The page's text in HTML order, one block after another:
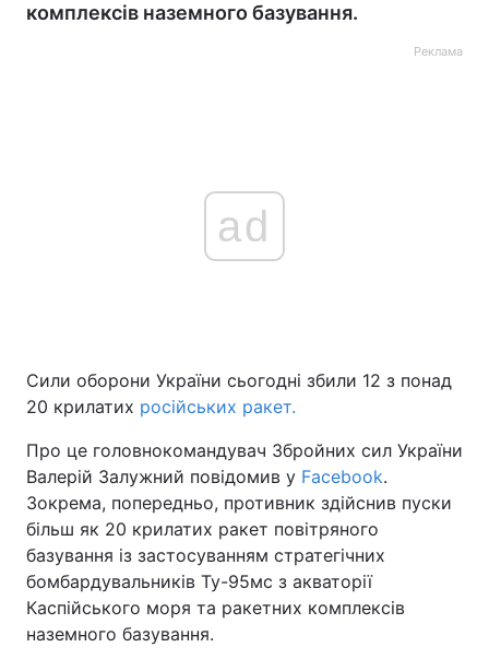
Україна Політика
Спорт Наука
Техно і зв'язок Лайт
Зброя
Здоров'я
комплексів наземного базування.
Реклама
ad
Сили оборони України сьогодні збили 12 з понад
20 крилатих російських ракет.
Про це головнокомандувач Збройних сил України
Валерій Залужний повідомив у Facebook.
Зокрема, попередньо, противник здійснив пуски
більш як 20 крилатих ракет повітряного
базування із застосуванням стратегічних
бомбардувальників Ту-95мс з акваторії
Каспійського моря та ракетних комплексів
наземного базування.